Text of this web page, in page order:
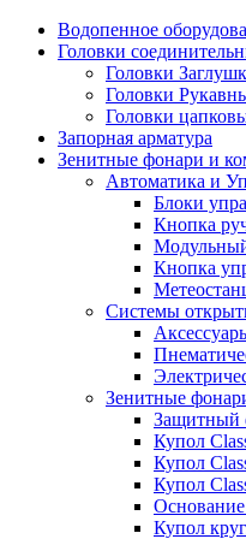
Водопенное
Головки
Головки
Головки
Головки
Запорная арматура
Зенитные фонари и
Автоматика и
Блоки
Кнопка
Кнопка
Системы
Зенитные
Защитный
Купол
Купол
Купол
Купол